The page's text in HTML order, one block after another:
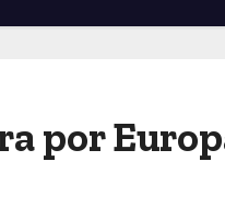
por